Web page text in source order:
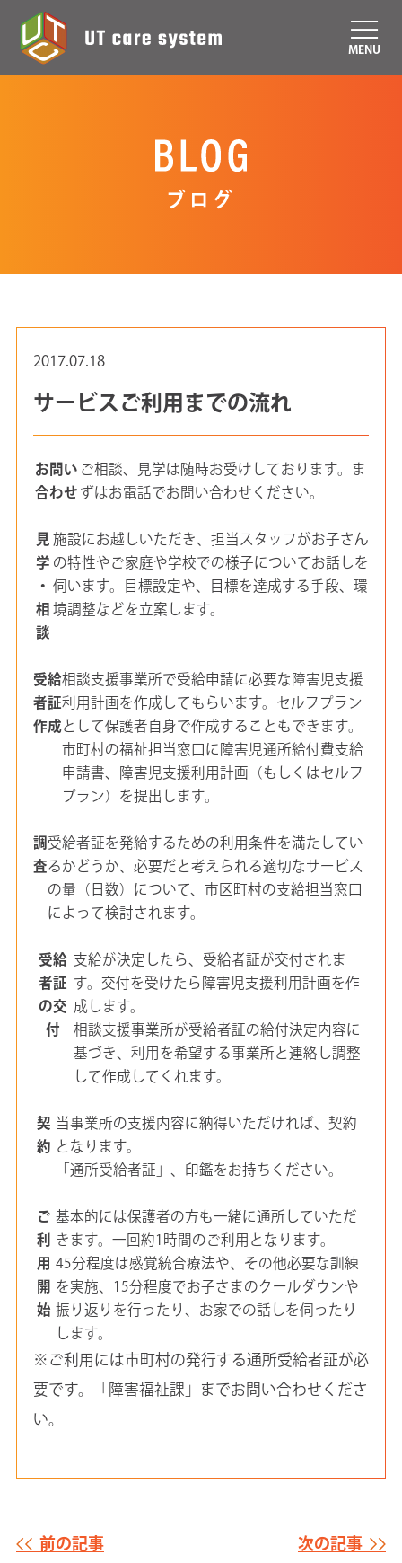
MENU
ブログ
2017.07.18
サービスご利用までの流れ
お問い
合わせ
ご相談、見学は随時お受けしております。ま
ずはお電話でお問い合わせください。
見
学
・
相
談
施設にお越しいただき、担当スタッフがお子さん
の特性やご家庭や学校での様子についてお話しを
伺います。目標設定や、目標を達成する手段、環
境調整などを立案します。
受給
者証
作成
相談支援事業所で受給申請に必要な障害児支援
利用計画を作成してもらいます。セルフプラン
として保護者自身で作成することもできます。
市町村の福祉担当窓口に障害児通所給付費支給
申請書、障害児支援利用計画（もしくはセルフ
プラン）を提出します。
調
査
受給者証を発給するための利用条件を満たしてい
るかどうか、必要だと考えられる適切なサービス
の量（日数）について、市区町村の支給担当窓口
によって検討されます。
受給
者証
の交
付
支給が決定したら、受給者証が交付されま
す。交付を受けたら障害児支援利用計画を作
成します。
相談支援事業所が受給者証の給付決定内容に
基づき、利用を希望する事業所と連絡し調整
して作成してくれます。
契
約
当事業所の支援内容に納得いただければ、契約
となります。
「通所受給者証」、印鑑をお持ちください。
ご
利
用
開
始
基本的には保護者の方も一緒に通所していただ
きます。一回約1時間のご利用となります。
45分程度は感覚統合療法や、その他必要な訓練
を実施、15分程度でお子さまのクールダウンや
振り返りを行ったり、お家での話しを伺ったり
します。
※ご利用には市町村の発行する通所受給者証が必
要です。「障害福祉課」までお問い合わせくださ
い。
前の記事 次の記事